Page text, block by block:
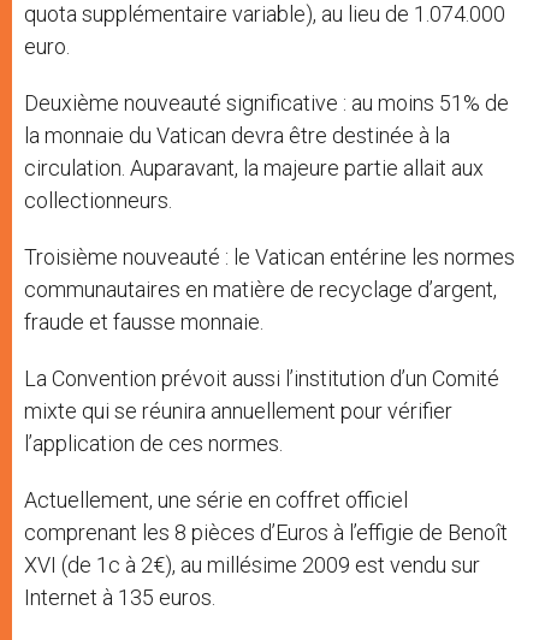
quota supplémentaire variable), au lieu de 1.074.000
euro.
Deuxième nouveauté significative : au moins 51% de
la monnaie du Vatican devra être destinée à la
circulation. Auparavant, la majeure partie allait aux
collectionneurs.
Troisième nouveauté : le Vatican entérine les normes
communautaires en matière de recyclage d’argent,
fraude et fausse monnaie.
La Convention prévoit aussi l’institution d’un Comité
mixte qui se réunira annuellement pour vérifier
l’application de ces normes.
Actuellement, une série en coffret officiel
comprenant les 8 pièces d’Euros à l’effigie de Benoît
XVI (de 1c à 2€), au millésime 2009 est vendu sur
Internet à 135 euros.